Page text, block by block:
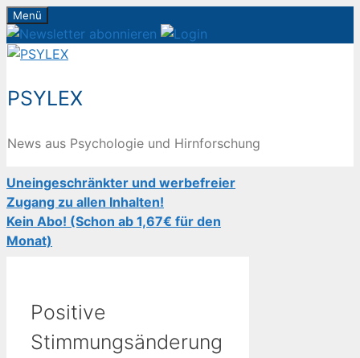
Zum
Inhalt
springen
Menü
PSYLEX
News aus Psychologie und Hirnforschung
Uneingeschränkter und werbefreier
Zugang zu allen Inhalten!
Kein Abo! (Schon ab 1,67€ für den
Monat)
Positive
Stimmungsänderung